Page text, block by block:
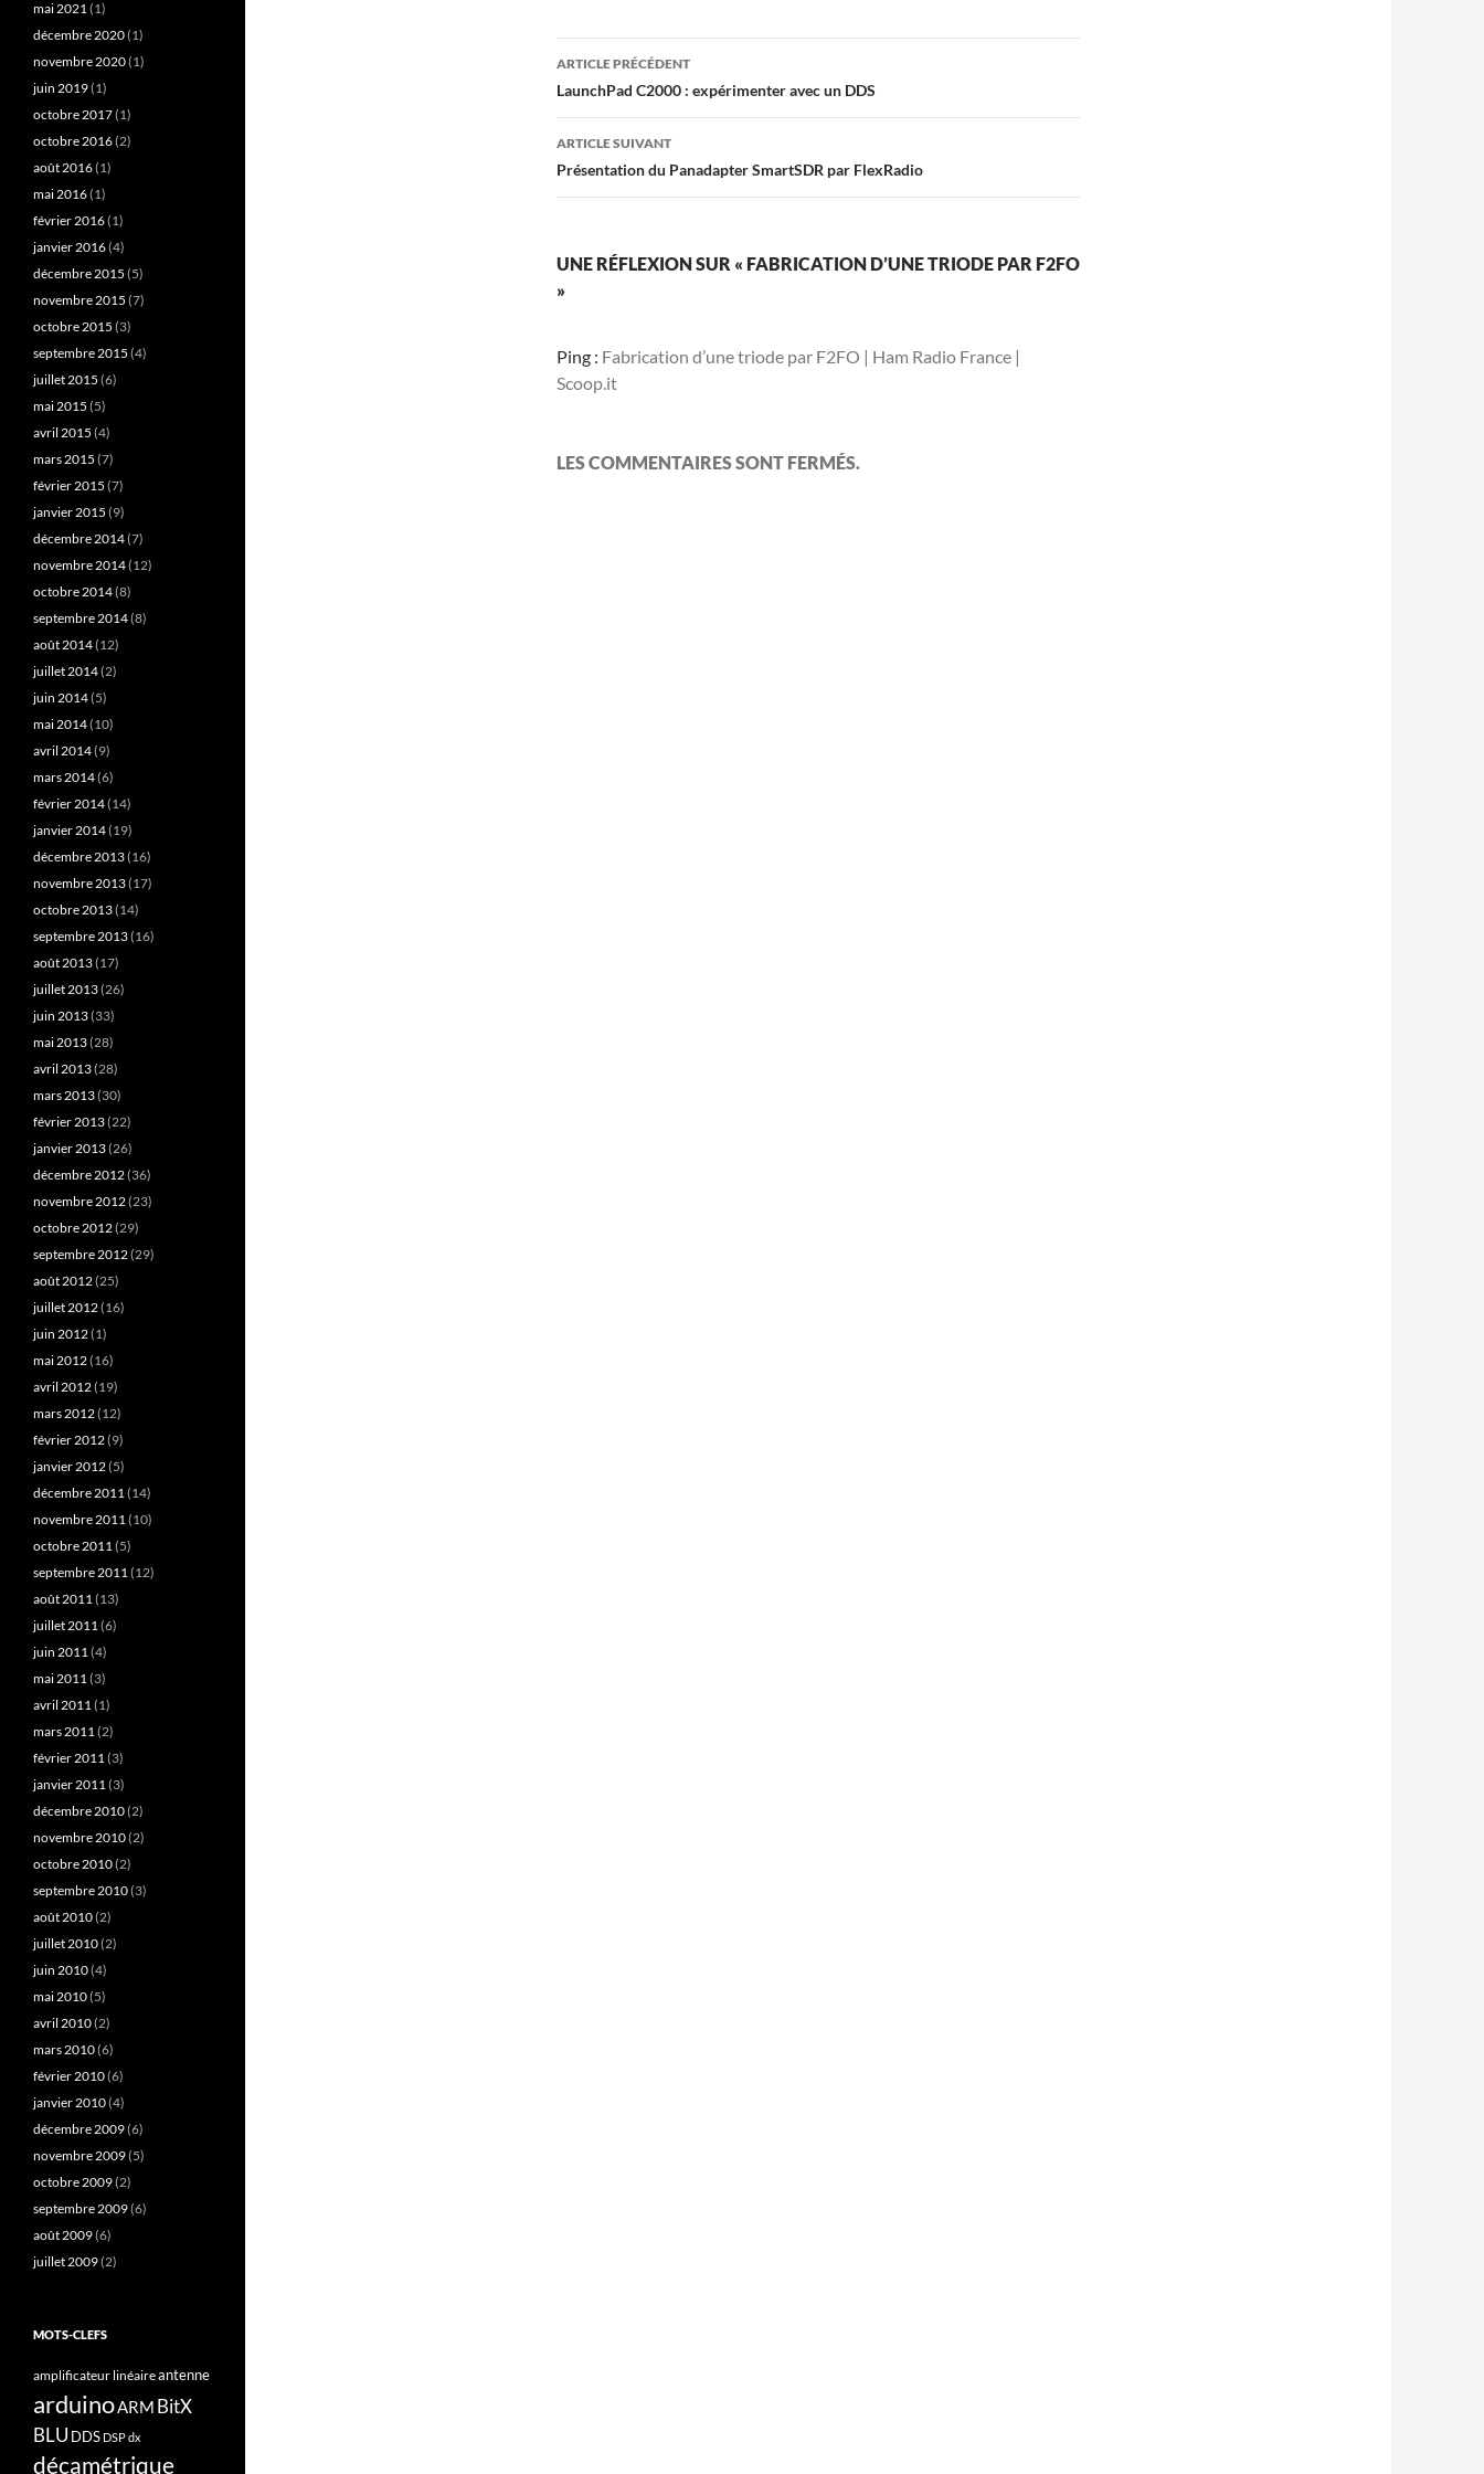
Navigation
des
articles
ARTICLE PRÉCÉDENT
LaunchPad C2000 : expérimenter avec un DDS
ARTICLE SUIVANT
Présentation du Panadapter SmartSDR par FlexRadio
UNE RÉFLEXION SUR « FABRICATION D’UNE TRIODE PAR F2FO
»
Ping : Fabrication d’une triode par F2FO | Ham Radio France |
Scoop.it
LES COMMENTAIRES SONT FERMÉS.
mai 2021(1)
décembre 2020(1)
novembre 2020(1)
juin 2019(1)
octobre 2017(1)
octobre 2016(2)
août 2016(1)
mai 2016(1)
février 2016(1)
janvier 2016(4)
décembre 2015 (5)
novembre 2015 (7)
octobre 2015 (3)
septembre 2015 (4)
juillet 2015 (6)
mai 2015 (5)
avril 2015 (4)
mars 2015 (7)
février 2015 (7)
janvier 2015 (9)
décembre 2014(7)
novembre 2014(12)
octobre 2014(8)
septembre 2014(8)
août 2014(12)
juillet 2014(2)
juin 2014(5)
mai 2014(10)
avril 2014(9)
mars 2014(6)
février 2014(14)
janvier 2014(19)
décembre 2013(16)
novembre 2013(17)
octobre 2013(14)
septembre 2013(16)
août 2013(17)
juillet 2013(26)
juin 2013(33)
mai 2013(28)
avril 2013(28)
mars 2013(30)
février 2013(22)
janvier 2013(26)
décembre 2012(36)
novembre 2012(23)
octobre 2012(29)
septembre 2012(29)
août 2012(25)
juillet 2012(16)
juin 2012(1)
mai 2012(16)
avril 2012(19)
mars 2012(12)
février 2012(9)
janvier 2012(5)
décembre 2011(14)
novembre 2011(10)
octobre 2011(5)
septembre 2011(12)
août 2011(13)
juillet 2011(6)
juin 2011(4)
mai 2011(3)
avril 2011(1)
mars 2011(2)
février 2011(3)
janvier 2011(3)
décembre 2010(2)
novembre 2010(2)
octobre 2010(2)
septembre 2010(3)
août 2010(2)
juillet 2010(2)
juin 2010(4)
mai 2010(5)
avril 2010(2)
mars 2010(6)
février 2010(6)
janvier 2010(4)
décembre 2009(6)
novembre 2009(5)
octobre 2009(2)
septembre 2009(6)
août 2009(6)
juillet 2009(2)
MOTS-CLEFS
amplificateur linéaireantenne
arduinoARM BitX
BLU DDS DSPdx
décamétrique